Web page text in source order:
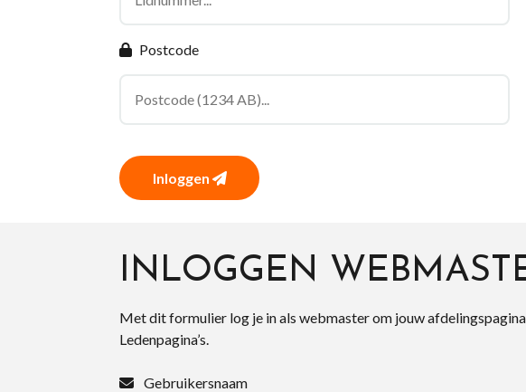
Postcode
Inloggen
INLOGGEN
Met dit formulier log je in als webmaster om jouw
Ledenpagina’s.
Gebruikersnaam